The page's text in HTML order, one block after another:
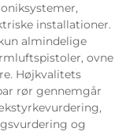
installationer.
almindelige
ovne
Højkvalitets
rør gennemgår
og